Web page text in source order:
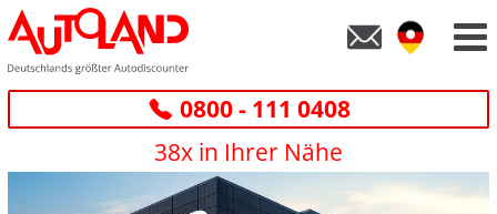
0800 - 111 0408
38x in Ihrer Nähe